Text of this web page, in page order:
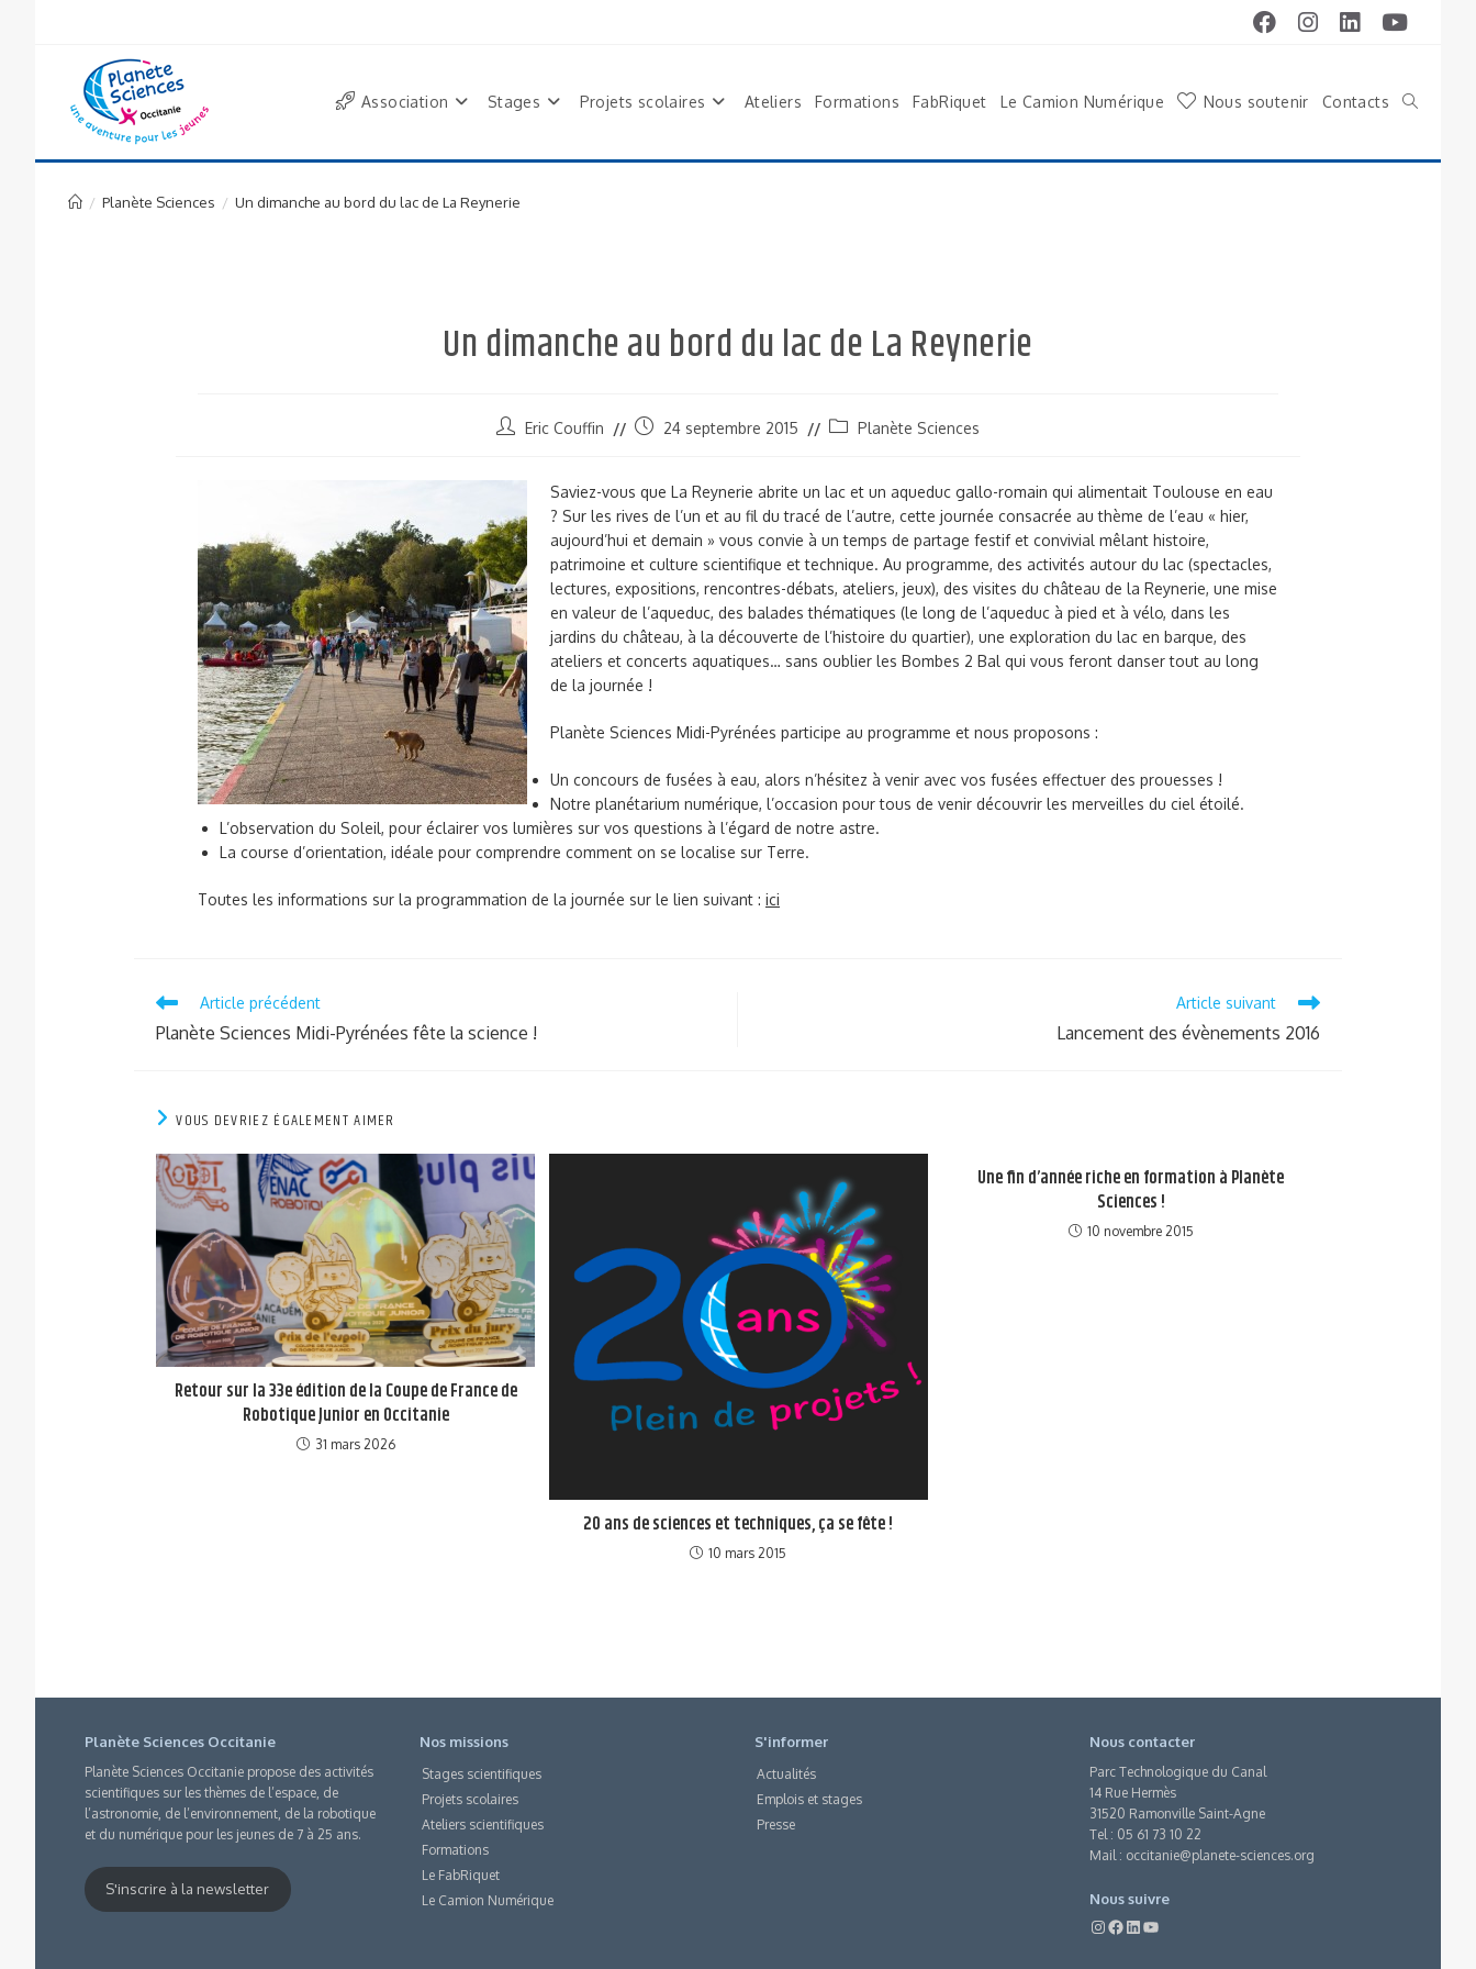
Association Stages Projets scolaires Ateliers Formations FabRiquet Le Camion Numérique Nous soutenir Contacts
/ Planète Sciences / Un dimanche au bord du lac de La Reynerie
Un dimanche au bord du lac de La Reynerie
Eric Couffin 24 septembre 2015 Planète Sciences
Saviez-vous que La Reynerie abrite un lac et un aqueduc gallo-romain qui alimentait Toulouse en eau
? Sur les rives de l’un et au fil du tracé de l’autre, cette journée consacrée au thème de l’eau « hier,
aujourd’hui et demain » vous convie à un temps de partage festif et convivial mêlant histoire,
patrimoine et culture scientifique et technique. Au programme, des activités autour du lac (spectacles,
lectures, expositions, rencontres-débats, ateliers, jeux), des visites du château de la Reynerie, une mise
en valeur de l’aqueduc, des balades thématiques (le long de l’aqueduc à pied et à vélo, dans les
jardins du château, à la découverte de l’histoire du quartier), une exploration du lac en barque, des
ateliers et concerts aquatiques… sans oublier les Bombes 2 Bal qui vous feront danser tout au long
de la journée !
Planète Sciences Midi-Pyrénées participe au programme et nous proposons :
Un concours de fusées à eau, alors n’hésitez à venir avec vos fusées effectuer des prouesses !
Notre planétarium numérique, l’occasion pour tous de venir découvrir les merveilles du ciel étoilé.
L’observation du Soleil, pour éclairer vos lumières sur vos questions à l’égard de notre astre.
La course d’orientation, idéale pour comprendre comment on se localise sur Terre.
Toutes les informations sur la programmation de la journée sur le lien suivant : ici
Article précédent
Planète Sciences Midi-Pyrénées fête la science !
Article suivant
Lancement des évènements 2016
VOUS DEVRIEZ ÉGALEMENT AIMER
Retour sur la 33e édition de la Coupe de France de
Robotique Junior en Occitanie
31 mars 2026
20 ans de sciences et techniques, ça se fête !
10 mars 2015
Une fin d’année riche en formation à Planète
Sciences !
10 novembre 2015
Planète Sciences Occitanie
Planète Sciences Occitanie propose des activités
scientifiques sur les thèmes de l’espace, de
l’astronomie, de l’environnement, de la robotique
et du numérique pour les jeunes de 7 à 25 ans.
S'inscrire à la newsletter
Nos missions
Stages scientifiques
Projets scolaires
Ateliers scientifiques
Formations
Le FabRiquet
Le Camion Numérique
S'informer
Actualités
Emplois et stages
Presse
Nous contacter
Parc Technologique du Canal
14 Rue Hermès
31520 Ramonville Saint-Agne
Tel : 05 61 73 10 22
Mail : occitanie@planete-sciences.org
Nous suivre